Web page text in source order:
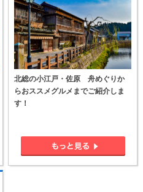
北総の小江戸・佐原 舟めぐりか
らおススメグルメまでご紹介しま
す！